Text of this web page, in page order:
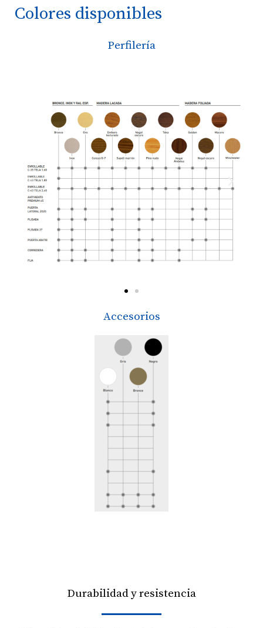
Colores disponibles
Perfilería
Colores especiales, anodizados, imitación madera
lacados y exfoliados
Accesorios
Durabilidad y resistencia